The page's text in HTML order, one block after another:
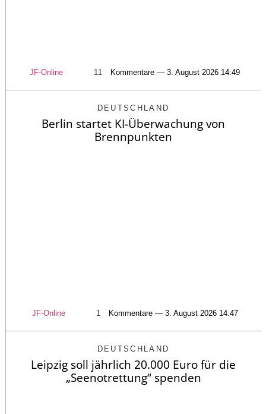
JF-Online 11 Kommentare — 3. August 2026 14:49
DEUTSCHLAND
Berlin startet KI-Überwachung von
Brennpunkten
JF-Online 1 Kommentare — 3. August 2026 14:47
DEUTSCHLAND
Leipzig soll jährlich 20.000 Euro für die
„Seenotrettung“ spenden